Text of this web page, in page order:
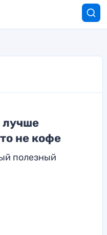
лучше
не кофе
полезный